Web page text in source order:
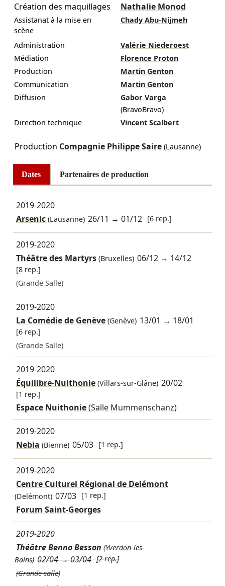
Création des maquillages
Nathalie Monod
Assistanat à la mise en
scène
Chady Abu-Nijmeh
Administration
Valérie Niederoest
Médiation
Florence Proton
Production
Martin Genton
Communication
Martin Genton
Diffusion
Gabor Varga
(BravoBravo)
Direction technique
Vincent Scalbert
Production Compagnie Philippe Saire(Lausanne)
Dates Partenaires de production
2019-2020
Arsenic(Lausanne) 26/11 →01/12 [6 rep.]
2019-2020
Théâtre des Martyrs(Bruxelles) 06/12 → 14/12
[8 rep.]
(Grande Salle)
2019-2020
La Comédie de Genève(Genève) 13/01 → 18/01
[6 rep.]
(Grande Salle)
2019-2020
Équilibre-Nuithonie(Villars-sur-Glâne) 20/02
[1 rep.]
Espace Nuithonie(Salle Mummenschanz)
2019-2020
Nebia (Bienne) 05/03 [1 rep.]
2019-2020
Centre Culturel Régional de Delémont
(Delémont) 07/03 [1 rep.]
Forum Saint-Georges
2019-2020
Théâtre Benno Besson(Yverdon-les-
Bains) 02/04→03/04 [2 rep.]
(Grande salle)